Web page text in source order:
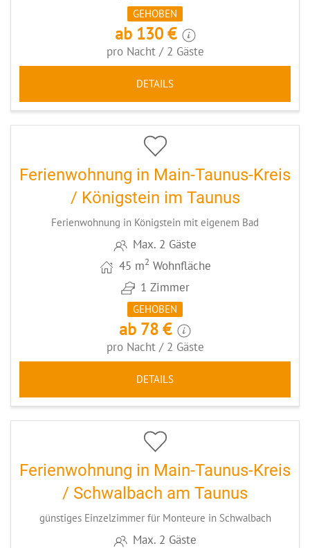
GEHOBEN
ab 130 €
pro Nacht / 2 Gäste
DETAILS
5 CODE: MTKRATZ2
Ferienwohnung in Main-Taunus-Kreis
/ Königstein im Taunus
Ferienwohnung in Königstein mit eigenem Bad
Max. 2 Gäste
45 m2 Wohnfläche
1 Zimmer
GEHOBEN
ab 78 €
pro Nacht / 2 Gäste
DETAILS
5 CODE: MTKKELZ1EG
Ferienwohnung in Main-Taunus-Kreis
/ Schwalbach am Taunus
günstiges Einzelzimmer für Monteure in Schwalbach
Max. 2 Gäste